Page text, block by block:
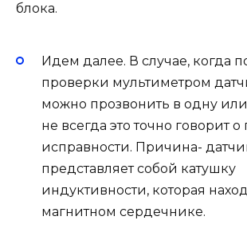
блока.
Идем далее. В случае, когда
проверки мультиметром
можно прозвонить в одну
не всегда это точно говорит
исправности. Причина-
представляет собой катушку
индуктивности, которая
магнитном сердечнике.